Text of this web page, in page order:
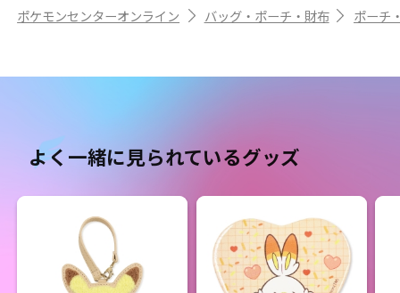
ポケモンセンターオンライン バッグ・ポーチ・財布 ポーチ
よく一緒に見られているグッズ